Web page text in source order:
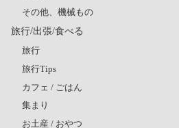
その他、機械もの
旅行/出張/食べる
旅行
旅行Tips
カフェ / ごはん
集まり
お土産 / おやつ